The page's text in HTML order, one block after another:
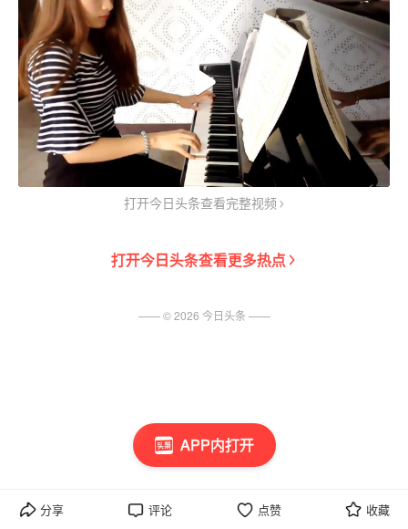
APP内打开
打开今日头条查看完整视频
打开今日头条查看更多热点
分享 评论 点赞 收藏
—— ©2026 今日头条 ——